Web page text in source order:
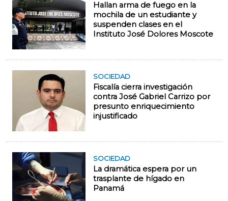
Hallan arma de fuego en la
mochila de un estudiante y
suspenden clases en el
Instituto José Dolores Moscote
SOCIEDAD
Fiscalía cierra investigación
contra José Gabriel Carrizo por
presunto enriquecimiento
injustificado
SOCIEDAD
La dramática espera por un
trasplante de hígado en
Panamá